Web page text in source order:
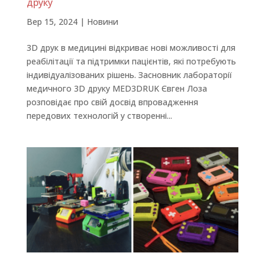
Вер 15, 2024| Новини
3D друк в медицині відкриває нові можливості для
реабілітації та підтримки пацієнтів, які потребують
індивідуалізованих рішень. Засновник лабораторії
медичного 3D друку MED3DRUK Євген Лоза
розповідає про свій досвід впровадження
передових технологій у створенні...